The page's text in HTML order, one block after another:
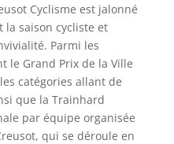
Cyclisme est jalonné
saison cycliste et
Parmi les
le Grand Prix de la Ville
catégories allant de
que la Trainhard
par équipe organisée
qui se déroule en